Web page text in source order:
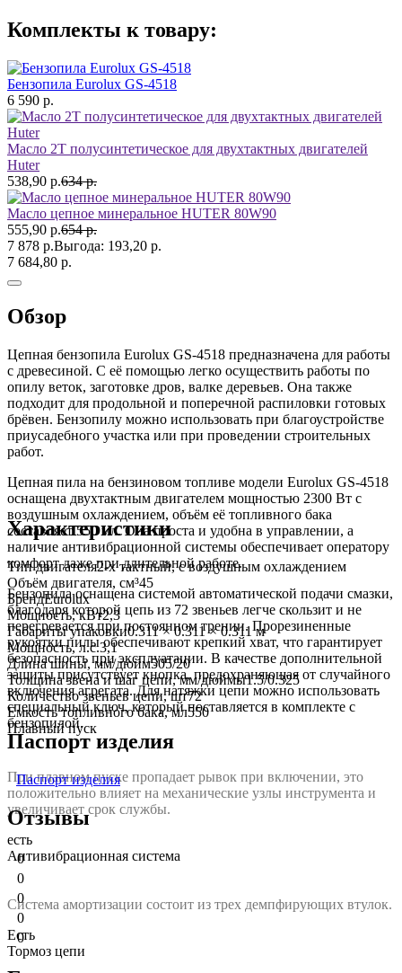
Комплекты к товару:
Бензопила Eurolux GS-4518
6 590 р.
Масло 2Т полусинтетическое для двухтактных двигателей
Huter
538,90 р.634 р.
Масло цепное минеральное HUTER 80W90
555,90 р.654 р.
7 878 р.Выгода: 193,20 р.
7 684,80 р.
Обзор
Цепная бензопила Eurolux GS-4518 предназначена для работы
с древесиной. С её помощью легко осуществить работы по
опилу веток, заготовке дров, валке деревьев. Она также
подходит для продольной и поперечной распиловки готовых
брёвен. Бензопилу можно использовать при благоустройстве
приусадебного участка или при проведении строительных
работ.
Цепная пила на бензиновом топливе модели Eurolux GS-4518
оснащена двухтактным двигателем мощностью 2300 Вт с
воздушным охлаждением, объём её топливного бака
составляет 550 мл. Она проста и удобна в управлении, а
наличие антивибрационной системы обеспечивает оператору
комфорт даже при длительной работе.
Бензопила оснащена системой автоматической подачи смазки,
благодаря которой цепь из 72 звеньев легче скользит и не
перегревается при постоянном трении. Прорезиненные
рукоятки пилы обеспечивают крепкий хват, что гарантирует
безопасность при эксплуатации. В качестве дополнительной
защиты присутствует кнопка, предохраняющая от случайного
включения агрегата. Для натяжки цепи можно использовать
специальный ключ, который поставляется в комплекте с
бензопилой.
Характеристики
Тип двигателя2-х тактный, с воздушным охлаждением
Объём двигателя, см³45
БрендEurolux
Мощность, кВт2,3
Габариты упаковки0.311 × 0.311 × 0.311 м
Мощность, л.с.3,1
Длина шины, мм/дюйм505/20
Толщина звена и шаг цепи, мм/дюймы1.5/0.325
Количество звеньев цепи, шт72
Емкость топливного бака, мл550
Плавный пуск
При плавном пуске пропадает рывок при включении, это
положительно влияет на механические узлы инструмента и
увеличивает срок службы.
есть
Антивибрационная система
Система амортизации состоит из трех демпфирующих втулок.
Есть
Тормоз цепи
Паспорт изделия
Паспорт изделия
Отзывы
0
0
0
0
0